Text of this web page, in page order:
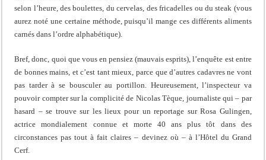
selon l’heure, des boulettes, du cervelas, des fricadelles ou du steak (vous
aurez noté une certaine méthode, puisqu’il mange ces différents aliments
carnés dans l’ordre alphabétique).
Bref, donc, quoi que vous en pensiez (mauvais esprits), l’enquête est entre
de bonnes mains, et c’est tant mieux, parce que d’autres cadavres ne vont
pas tarder à se bousculer au portillon. Heureusement, l’inspecteur va
pouvoir compter sur la complicité de Nicolas Tèque, journaliste qui – par
hasard – se trouve sur les lieux pour un reportage sur Rosa Gulingen,
actrice mondialement connue et morte 40 ans plus tôt dans des
circonstances pas tout à fait claires – devinez où – à l’Hôtel du Grand
Cerf.